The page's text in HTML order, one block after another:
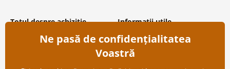
Totul despre achiziție
Condiții și termeni generali
Protecția datelor personale
Transport și modalități de plată
Informații utile
Despre noi
Întrebări frecvente
Contacte
Ne pasă de confidențialitatea
Voastră